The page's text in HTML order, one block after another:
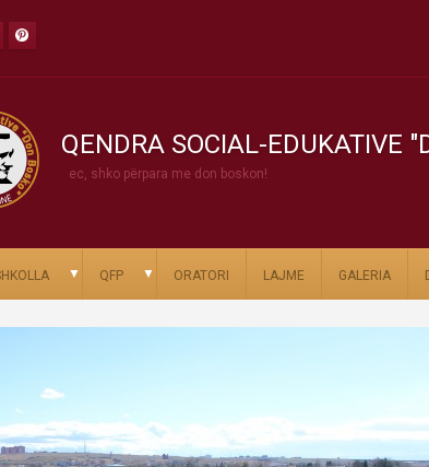
QENDRA SOCIAL-EDUKATIVE
ec, shko përpara me don boskon!
▼ QFP ▼ ORATORI LAJME GALERIA